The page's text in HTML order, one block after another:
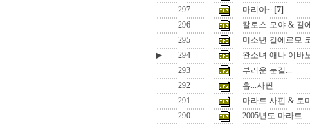
297
마리아~ [7]
296
칼로스 모야 & 길
295
미소년 길에르모
▶
294
완소녀 애나 이바
293
부러운 눈길...
292
흠...사핀
291
마라트 사핀 & 토
290
2005년도 마라트